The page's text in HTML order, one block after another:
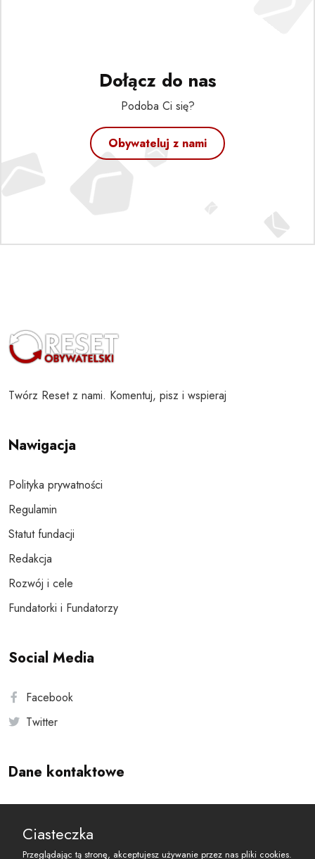
Dołącz do nas
Podoba Ci się?
Obywateluj z nami
Twórz Reset z nami. Komentuj, pisz i wspieraj
Nawigacja
Polityka prywatności
Regulamin
Statut fundacji
Redakcja
Rozwój i cele
Fundatorki i Fundatorzy
Social Media
Facebook
Twitter
Dane kontaktowe
reset@resetobywatelski.pl
Ciasteczka
Przeglądając tą stronę, akceptujesz używanie przez nas pliki cookies.